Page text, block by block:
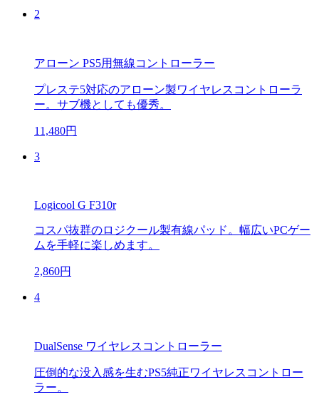
2
アローン PS5用無線コントローラー
プレステ5対応のアローン製ワイヤレスコントローラ
ー。サブ機としても優秀。
11,480円
3
Logicool G F310r
コスパ抜群のロジクール製有線パッド。幅広いPCゲー
ムを手軽に楽しめます。
2,860円
4
DualSense ワイヤレスコントローラー
圧倒的な没入感を生むPS5純正ワイヤレスコントロー
ラー。